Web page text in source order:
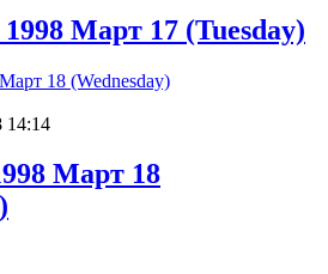
Март 17 (Tuesday)
14:14
Март 18